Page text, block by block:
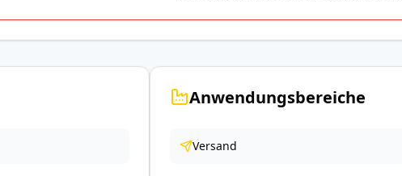
Anwendungsbereiche
Versand